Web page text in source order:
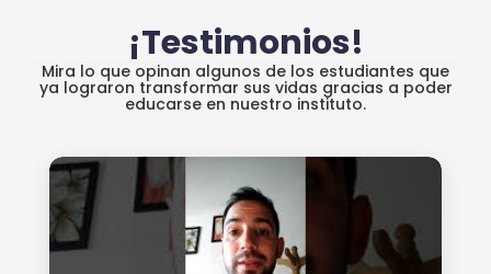
¡Testimonios!
Mira lo que opinan algunos de los estudiantes que
ya lograron transformar sus vidas gracias a poder
educarse en nuestro instituto.